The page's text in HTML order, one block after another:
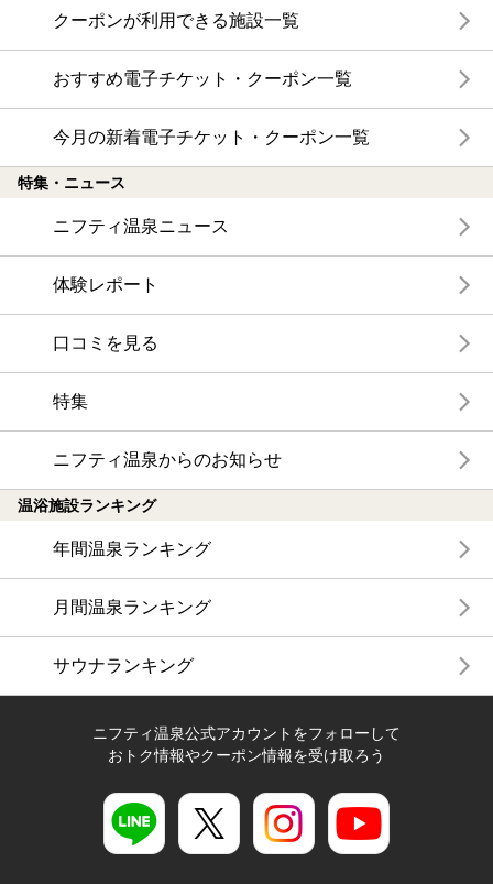
クーポンが利用できる施設一覧
おすすめ電子チケット・クーポン一覧
今月の新着電子チケット・クーポン一覧
特集・ニュース
ニフティ温泉ニュース
体験レポート
口コミを見る
特集
ニフティ温泉からのお知らせ
温浴施設ランキング
年間温泉ランキング
月間温泉ランキング
サウナランキング
ニフティ温泉公式アカウントをフォローして
おトク情報やクーポン情報を受け取ろう